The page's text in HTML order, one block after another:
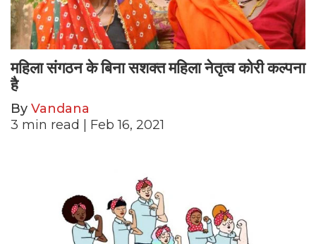
महिला संगठन के बिना सशक्त महिला नेतृत्व कोरी कल्पना
है
By Vandana
3 min read | Feb 16, 2021